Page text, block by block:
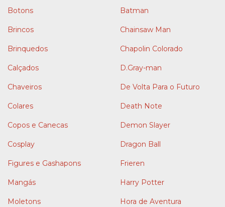
Botons
Brincos
Brinquedos
Calçados
Chaveiros
Colares
Copos e Canecas
Cosplay
Figures e Gashapons
Mangás
Moletons
Batman
Chainsaw Man
Chapolin Colorado
D.Gray-man
De Volta Para o Futuro
Death Note
Demon Slayer
Dragon Ball
Frieren
Harry Potter
Hora de Aventura